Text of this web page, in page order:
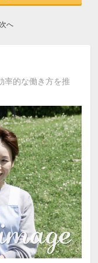
次へ
率的な働き方を推